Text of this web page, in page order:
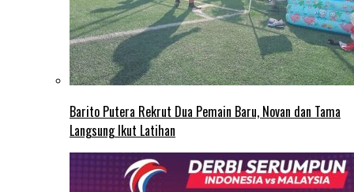
Barito Putera Rekrut Dua Pemain Baru, Novan dan Tama
Langsung Ikut Latihan